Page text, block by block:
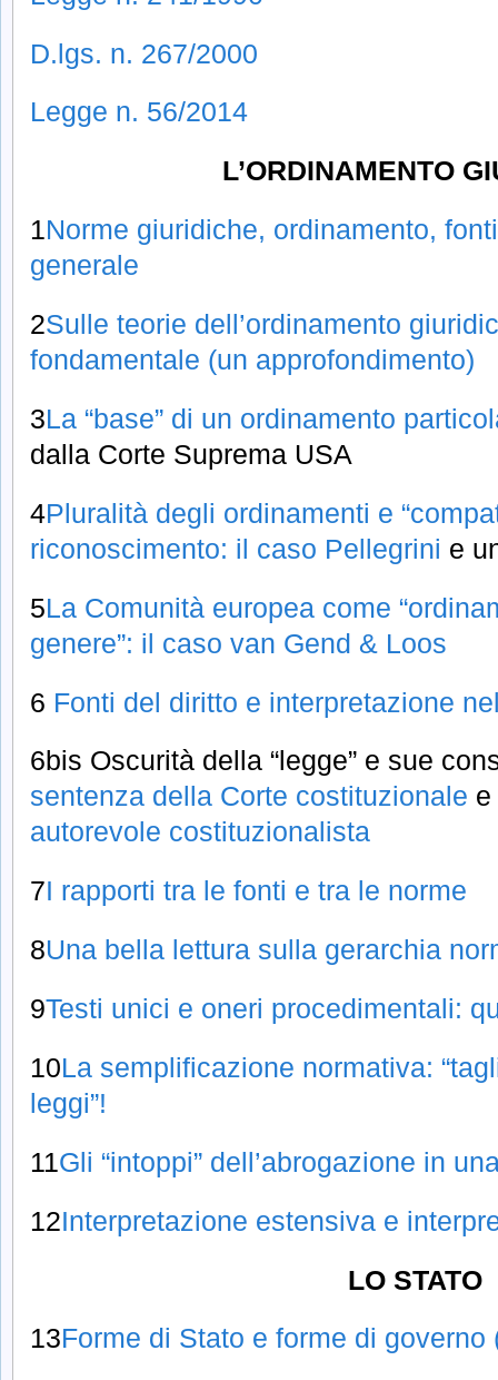
D.lgs. n. 267/2000
Legge n. 56/2014
L’ORDINAMENTO
1Norme giuridiche, ordinamento,
generale
2Sulle teorie dell’ordinamento
fondamentale (un approfondimento)
3La “base” di un ordinamento
dalla Corte Suprema USA
4Pluralità degli ordinamenti e
riconoscimento: il caso Pellegrini e
5La Comunità europea come
genere”: il caso van Gend & Loos
6 Fonti del diritto e interpretazione
6bis Oscurità della “legge” e sue
sentenza della Corte costituzionale
autorevole costituzionalista
7I rapporti tra le fonti e tra le norme
8Una bella lettura sulla gerarchia
9Testi unici e oneri procedimentali:
10La semplificazione normativa:
leggi”!
11Gli “intoppi” dell’abrogazione in
12Interpretazione estensiva e
LO STATO
13Forme di Stato e forme di governo